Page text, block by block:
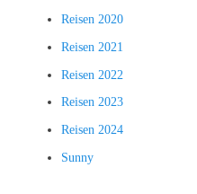
Reisen 2020
Reisen 2021
Reisen 2022
Reisen 2023
Reisen 2024
Sunny